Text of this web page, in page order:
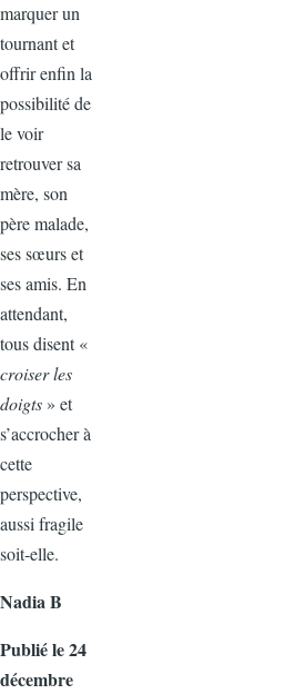
marquer un
tournant et
offrir enfin la
possibilité de
le voir
retrouver sa
mère, son
père malade,
ses sœurs et
ses amis. En
attendant,
tous disent «
croiser les
doigts » et
s’accrocher à
cette
perspective,
aussi fragile
soit‑elle.
Nadia B
Publié le 24
décembre